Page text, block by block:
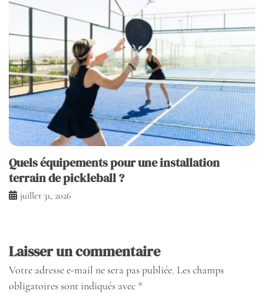
Quels équipements pour une installation
terrain de pickleball ?
juillet 31, 2026
Laisser un commentaire
Votre adresse e-mail ne sera pas publiée. Les champs
obligatoires sont indiqués avec *